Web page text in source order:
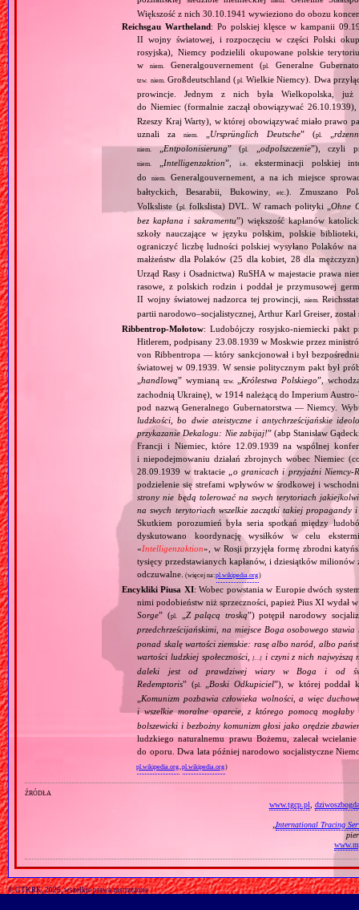
Większość z nich 30.10.1941 wywieziono do obozu
Reichsgau Wartheland : Po polskiej klęsce w kampanii
II wojny światowej, i rozpoczęciu w części Polski
rosyjska), Niemcy podzielili okupowane polskie
wniem. Generalgouvernement (pl. Generalne
tzw. niem. Großdeutschland (pl. Wielkie Niemcy). Dwa
prowincje. Jednym z nich była Wielkopolska, już
do Niemiec (formalnie zaczął obowiązywać
Rzeszy Kraj Warty), w której obowiązywać miało prawo
uznali zaniem. Ursprünglich Deutsche” (pl.
niem.„Entpolonisierung” (pl. odpolszczenie”), czyli
niem. Intelligenzaktion”, i.e.
eksterminacji polskiej
doniem.
Generalgouvernement, a na ich miejsce
bałtyckich, Besarabii, Bukowiny, etc.). Zmuszano
Volksliste (pl. folkslista) DVL. W ramach polityki „Ohne
bez kapłana i sakramentu”) większość kapłanów
szkoły nauczające w języku polskim, polskie
ograniczyć liczbę ludności polskiej wysyłano Polaków
małżeństw dla Polaków (25 dla kobiet, 28 dla
Urząd Rasy i Osadnictwa) RuSHA w majestacie prawa
rasowe, z polskich rodzin i poddał je przymusowej
II wojny światowej nadzorca tej prowincji,
niem.
partii narodowo–socjalistycznej, Arthur Karl Greiser, został
Ribbentrop‐Mołotow: Ludobójczy rosyjsko‐niemiecki pakt
Hitlerem, podpisany 23.08.1939 w Moskwie przez
von Ribbentropa — który sankcjonował i był
światowej w 09.1939. W sensie politycznym pakt był
„handlową” wymianą tzw. Królestwa Polskiego”,
zachodnią Ukrainę), w 1914 należącą do Imperium
pod nazwą Generalnego Gubernatorstwa — Niemcy.
ludzkości, bo dwie ateistyczne i antychrześcijańskie
przykazanie Dekalogu: Nie zabijaj!” (abp Stanisław
Francji i Niemiec, które 12.09.1939 na wspólnej
i niepodejmowaniu działań zbrojnych wobec Niemiec
28.09.1939 w traktacie „ o granicach i przyjaźni
podzielenie się strefami wpływów w środkowej i
strony nie będą tolerować na swych terytoriach
na swych terytoriach wszelkie zaczątki takiej
Skutkiem porozumień była seria spotkań między
dyskutowano koordynację wysiłków w celu
«Intelligenzaktion», w Rosji przyjęła formę zbrodni
tysięcy przedstawianych kapłanów, i dziesiątków
odczuwalne. (więcej na:pl.wikipedia.org)
Encykliki Piusa XI: Wobec powstania w Europie dwóch
nimi podobieństw niż sprzeczności, papież Pius XI
Sorge” (pl. Z palącą troską”) potępił narodowy
przedchrześcijańskimi, na miejsce Boga osobowego
ponad skalę wartości ziemskie: rasę albo naród, albo
wartości ludzkiej społeczności,[…] i czyni z nich najwyższą
daleki jest od prawdziwej wiary w Boga i od
Redemptoris” (pl. Boski Odkupiciel”), w której poddał
Komunizm pozbawia człowieka wolności, a więc
i wszelkie moralne oparcie, z którego pomocą
bolszewicki i bezbożny komunizm głosi jako orędzie
ludzkiego naturalnemu prawu Bożemu, zalecał
do oporu. Dwa lata później narodowo socjalistyczne
pl.wikipedia.org,pl.wikipedia.org)
źródła
www.tgcp.pl
International Tracing
© GTKRK, 2026, wszelkie prawa zastrzeżone